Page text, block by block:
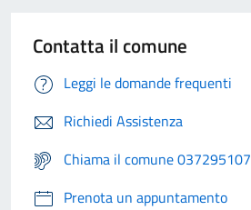
Contatta il comune
Leggi le domande frequenti
Richiedi Assistenza
Chiama il comune 037295107
Prenota un appuntamento